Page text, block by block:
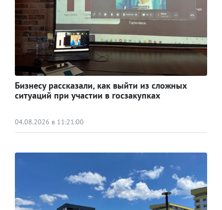
Бизнесу рассказали, как выйти из сложных
ситуаций при участии в госзакупках
04.08.2026 в 11:21:00